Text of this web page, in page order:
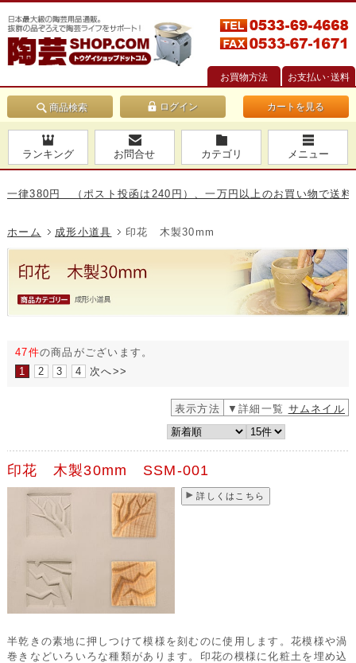
お買物方法 お支払い･送料
商品検索 カートを見る
ランキング お問合せ カテゴリ メニュー
円 （ポスト投函は240円）、一万円以上のお買い物で送料無料で
ホーム 成形小道具 印花 木製30mm
47件の商品がございます。
1
2 3 4 次へ>>
表示方法 ▼詳細一覧 サムネイル
印花 木製30mm SSM-001
詳しくはこちら
半乾きの素地に押しつけて模様を刻むのに使用します。花模様や渦
巻きなどいろいろな種類があります。印花の模様に化粧土を埋め込